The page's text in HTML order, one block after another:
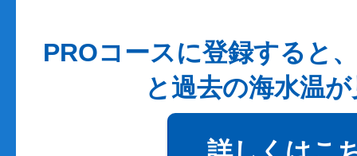
PROコースに登録すると
と過去の海水温